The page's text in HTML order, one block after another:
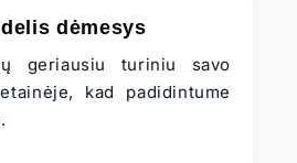
dėmesys
geriausiu turiniu savo
kad padidintume